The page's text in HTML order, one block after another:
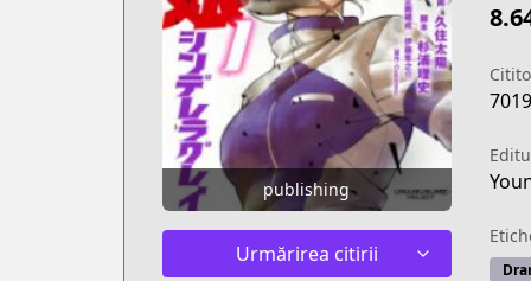
publishing
Urmărirea citirii
7019